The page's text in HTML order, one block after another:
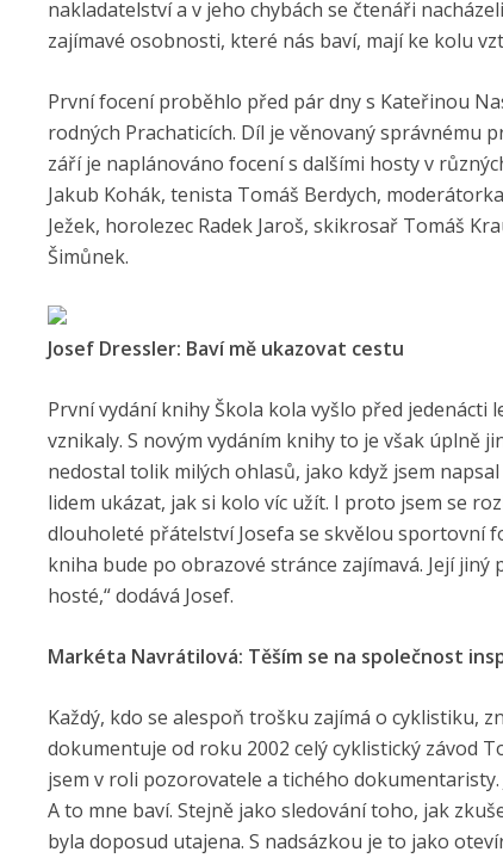
nakladatelství a v jeho chybách se čtenáři
zajímavé osobnosti, které nás baví, mají ke kolu
První focení proběhlo před pár dny s Kateřinou
rodných Prachaticích. Díl je věnovaný správnému
září je naplánováno focení s dalšími hosty v
Jakub Kohák, tenista Tomáš Berdych,
Ježek, horolezec Radek Jaroš, skikrosař Tomáš
Šimůnek.
Josef Dressler: Baví mě ukazovat cestu
První vydání knihy Škola kola vyšlo před
vznikaly. S novým vydáním knihy to je však úplně
nedostal tolik milých ohlasů, jako když jsem
lidem ukázat, jak si kolo víc užít. I proto jsem se
dlouholeté přátelství Josefa se skvělou
kniha bude po obrazové stránce zajímavá. Její
hosté,“ dodává Josef.
Markéta Navrátilová: Těším se na společnost
Každý, kdo se alespoň trošku zajímá o cyklistiku,
dokumentuje od roku 2002 celý cyklistický závod
jsem v roli pozorovatele a tichého
A to mne baví. Stejně jako sledování toho, jak
byla doposud utajena. S nadsázkou je to jako